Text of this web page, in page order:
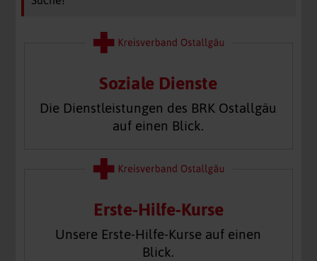
Soziale Dienste
Die Dienstleistungen des BRK Ostallgäu
auf einen Blick.
Erste-Hilfe-Kurse
Unsere Erste-Hilfe-Kurse auf einen
Blick.